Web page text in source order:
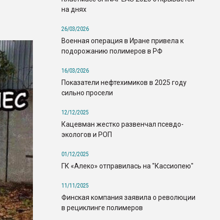
на днях
26/03/2026
Военная операция в Иране привела к
подорожанию полимеров в РФ
16/03/2026
Показатели нефтехимиков в 2025 году
сильно просели
12/12/2025
Кацевман жестко развенчал псевдо-
экологов и РОП
01/12/2025
ГК «Алеко» отправилась на "Кассиопею"
11/11/2025
Финская компания заявила о революции
в рециклинге полимеров